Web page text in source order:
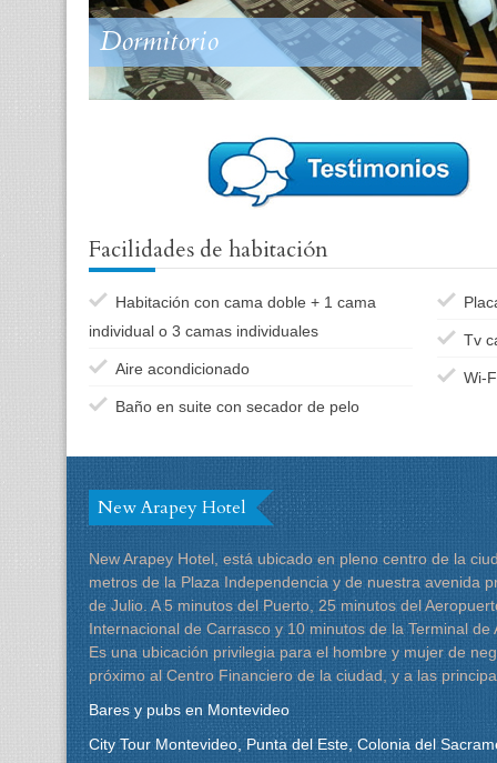
Dormitorio
Facilidades de habitación
Habitación con cama doble + 1 cama
individual o 3 camas individuales
Aire acondicionado
Baño en suite con secador de pelo
Tv
Wi-
New Arapey Hotel
New Arapey Hotel, está ubicado en pleno centro de la
metros de la Plaza Independencia y de nuestra avenida
de Julio. A 5 minutos del Puerto, 25 minutos del
Internacional de Carrasco y 10 minutos de la Terminal de
Es una ubicación privilegia para el hombre y mujer de
próximo al Centro Financiero de la ciudad, y a las
Bares y pubs en Montevideo
City Tour Montevideo, Punta del Este, Colonia del